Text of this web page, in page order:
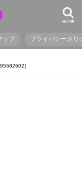
search
ップ プライバシーポリ